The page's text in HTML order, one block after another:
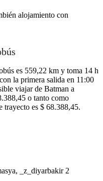
alojamiento con
es 559,22 km y toma 14 h
la primera salida en 11:00
viajar de Batman a
o tanto como
trayecto es $ 68.388,45.
_z_diyarbakir 2